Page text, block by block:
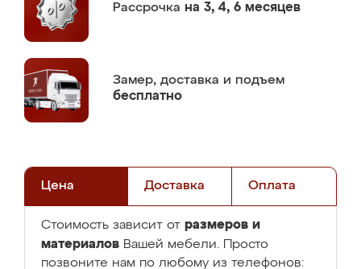
Рассрочка на 3, 4, 6 месяцев
Замер, доставка и подъем
бесплатно
Цена Доставка Оплата
Стоимость зависит от размеров и
материалов Вашей мебели. Просто
позвоните нам по любому из телефонов: